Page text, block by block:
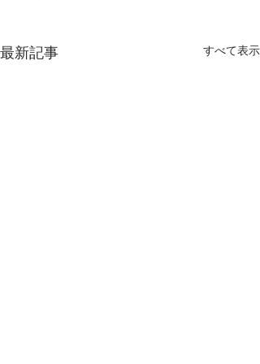
最新記事 すべて表示